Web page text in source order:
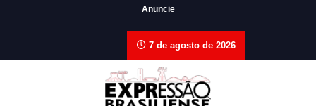
Anuncie
7 de agosto de 2026